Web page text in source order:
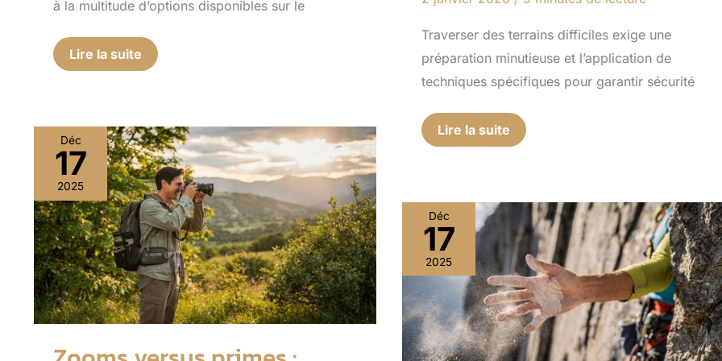
à la multitude d’options disponibles sur le
Lire la suite
Traverser des terrains difficiles exige une
préparation minutieuse et l’application de
techniques spécifiques pour garantir sécurité
Lire la suite
Déc
17
2025
Zooms
versus
primes
:
quelles
optiques
pour
l’outdoor
?
Déc
17
2025
Magnésie
et
escalade
tout
sur
cette
alliée